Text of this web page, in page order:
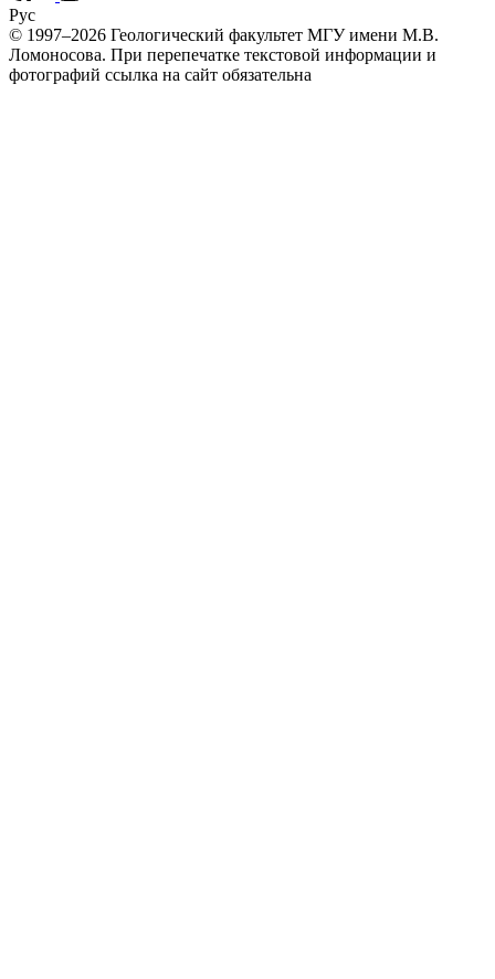
Рус
© 1997–2026 Геологический факультет МГУ имени М.В.
Ломоносова. При перепечатке текстовой информации и
фотографий ссылка на сайт обязательна